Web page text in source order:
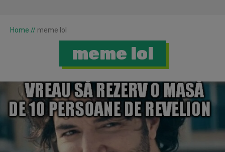
Home // meme lol
meme lol